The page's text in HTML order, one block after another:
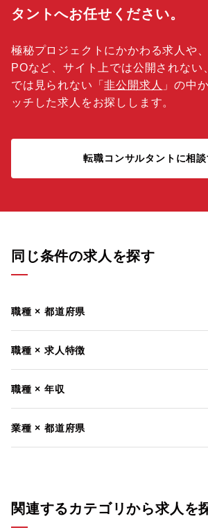
タントへお任せください。
極秘プロジェクトにかかわる求人や
POなど、サイト上では公開されない
では見られない「非公開求人 」の中
ッチした求人をお探しします。
転職コンサルタントに相談
同じ条件の求人を探す
職種 × 都道府県
職種 × 求人特徴
職種 × 年収
業種 × 都道府県
関連するカテゴリから求人を